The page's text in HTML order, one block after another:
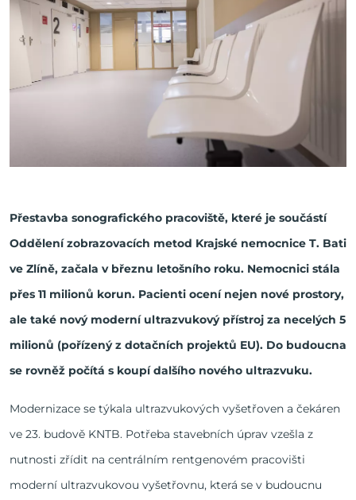
Přestavba sonografického pracoviště, které je součástí
Oddělení zobrazovacích metod Krajské nemocnice T. Bati
ve Zlíně, začala v březnu letošního roku. Nemocnici stála
přes 11 milionů korun. Pacienti ocení nejen nové prostory,
ale také nový moderní ultrazvukový přístroj za necelých 5
milionů (pořízený z dotačních projektů EU). Do budoucna
se rovněž počítá s koupí dalšího nového ultrazvuku.
Modernizace se týkala ultrazvukových vyšetřoven a čekáren
ve 23. budově KNTB. Potřeba stavebních úprav vzešla z
nutnosti zřídit na centrálním rentgenovém pracovišti
moderní ultrazvukovou vyšetřovnu, která se v budoucnu